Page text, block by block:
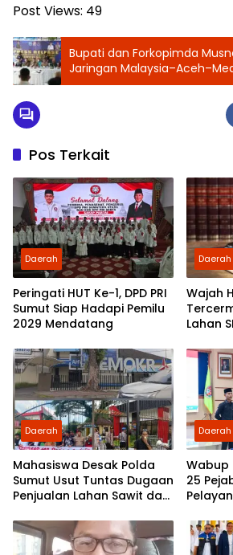
Post Views: 49
Bupati dan Forkopimda
Jaringan
Perang Total terhadap
Pos Terkait
Daerah
Peringati HUT Ke-1, DPD PRI
Sumut Siap Hadapi Pemilu
2029 Mendatang
Daerah
Wajah
Lahan
Daerah
Mahasiswa Desak Polda
Sumut Usut Tuntas Dugaan
Penjualan Lahan Sawit dan
Partai Demokrat Sumut
Daerah
Wabup
25